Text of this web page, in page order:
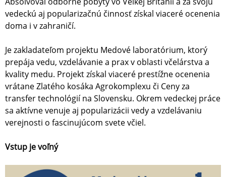
vedeckú aj popularizačnú činnosť získal viaceré ocenenia
doma i v zahraničí.
Je zakladateľom projektu Medové laboratórium, ktorý
prepája vedu, vzdelávanie a prax v oblasti včelárstva a
kvality medu. Projekt získal viaceré prestížne ocenenia
vrátane Zlatého kosáka Agrokomplexu či Ceny za
transfer technológií na Slovensku. Okrem vedeckej práce
sa aktívne venuje aj popularizácii vedy a vzdelávaniu
verejnosti o fascinujúcom svete včiel.
Vstup je voľný